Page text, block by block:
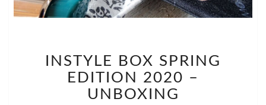
BOX
SPRING
EDITION
2020
INSTYLE BOX SPRING
EDITION 2020 –
UNBOXING